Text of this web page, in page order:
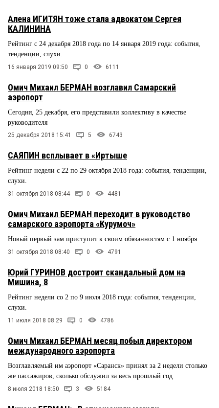
СТИЛЬ ЖИЗНИ
Алена ИГИТЯН тоже стала адвокатом Сергея
КАЛИНИНА
Рейтинг с 24 декабря 2018 года по 14 января 2019 года: события,
тенденции, слухи.
16 января 2019 09:50 0 6111
Омич Михаил БЕРМАН возглавил Самарский
аэропорт
Сегодня, 25 декабря, его представили коллективу в качестве
руководителя
25 декабря 2018 15:41 5 6743
САЯПИН всплывает в «Иртыше
Рейтинг недели с 22 по 29 октября 2018 года: события, тенденции,
слухи.
31 октября 2018 08:44 0 4481
Омич Михаил БЕРМАН переходит в руководство
самарского аэропорта «Курумоч»
Новый первый зам приступит к своим обязанностям с 1 ноября
31 октября 2018 08:40 0 4791
Юрий ГУРИНОВ достроит скандальный дом на
Мишина, 8
Рейтинг недели со 2 по 9 июля 2018 года: события, тенденции,
слухи.
11 июля 2018 08:29 0 4786
Омич Михаил БЕРМАН месяц побыл директором
международного аэропорта
Возглавляемый им аэропорт «Саранск» принял за 2 недели столько
же пассажиров, сколько обслужил за весь прошлый год
8 июля 2018 18:50 3 5184